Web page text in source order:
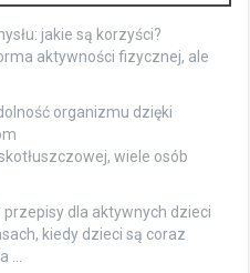
jakie są korzyści?
aktywności fizycznej, ale
organizmu dzięki
wiele osób
dla aktywnych dzieci
kiedy dzieci są coraz
…